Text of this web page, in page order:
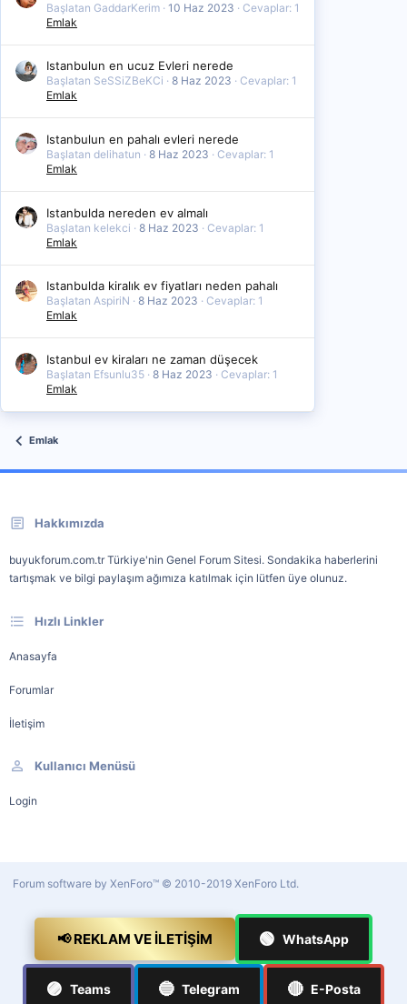
Başlatan GaddarKerim 10 Haz 2023
Cevaplar: 1
Emlak
Istanbulun en ucuz Evleri nerede
Başlatan SeSSiZBeKCi 8 Haz 2023
Cevaplar: 1
Emlak
Istanbulun en pahalı evleri nerede
Başlatan delihatun 8 Haz 2023
Cevaplar: 1
Emlak
Istanbulda nereden ev almalı
Başlatan kelekci 8 Haz 2023
Cevaplar: 1
Emlak
Istanbulda kiralık ev fiyatları neden pahalı
Başlatan AspiriN 8 Haz 2023
Cevaplar: 1
Emlak
Istanbul ev kiraları ne zaman düşecek
Başlatan Efsunlu35 8 Haz 2023
Cevaplar: 1
Emlak
Emlak
Hakkımızda
buyukforum.com.tr Türkiye'nin Genel Forum Sitesi. Sondakika haberlerini
tartışmak ve bilgi paylaşım ağımıza katılmak için lütfen üye olunuz.
Hızlı Linkler
Anasayfa
Forumlar
İletişim
Kullanıcı Menüsü
Login
Forum software by XenForo™ © 2010-2019 XenForo Ltd.
📢 REKLAM VE İLETIŞIM 🟢 WhatsApp
🟣 Teams 🔵 Telegram 🔴 E-Posta